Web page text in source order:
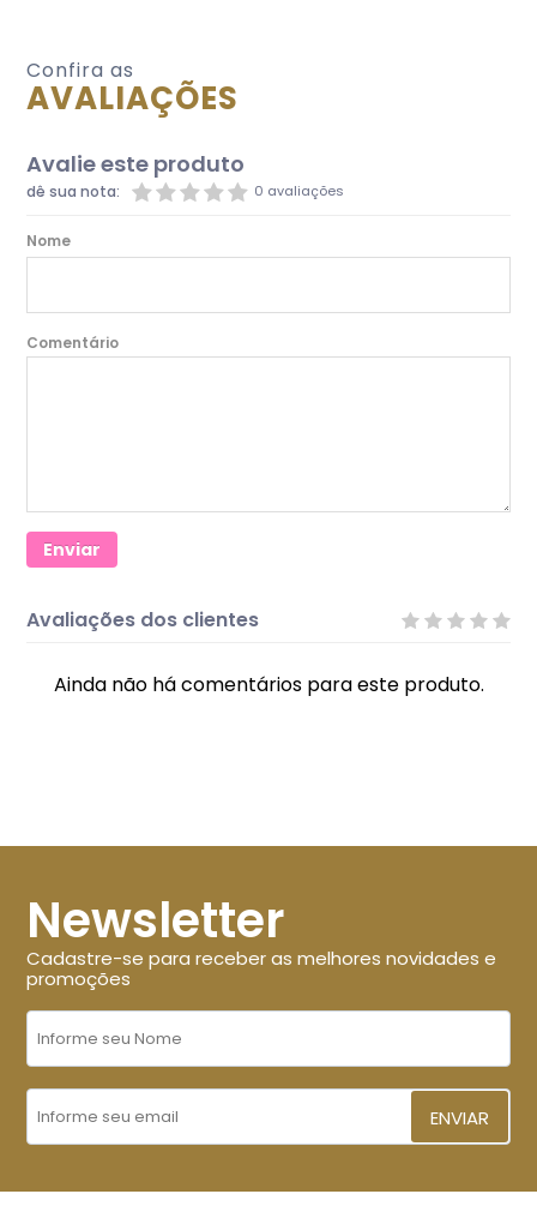
Confira as
AVALIAÇÕES
Avalie este produto
0 avaliações
dê sua nota:
Nome
Comentário
Enviar
Avaliações dos clientes
Ainda não há comentários para este produto.
Newsletter
Cadastre-se para receber as melhores novidades e
promoções
ENVIAR